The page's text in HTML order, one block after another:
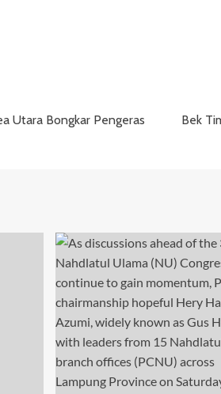
Utara Bongkar Pengeras
Bek